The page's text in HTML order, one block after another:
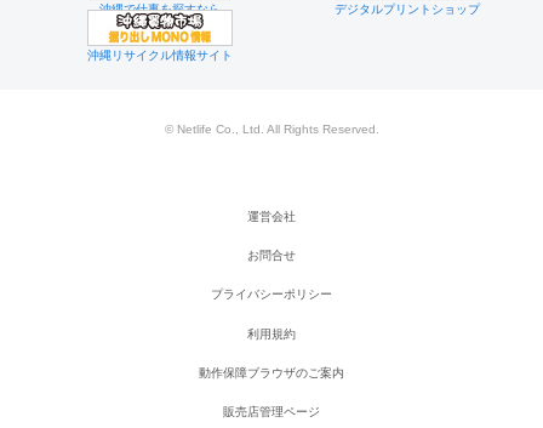
沖縄で仕事を探すなら デジタルプリントショップ
沖縄リサイクル情報サイト
© Netlife Co., Ltd. All Rights Reserved.
運営会社
お問合せ
プライバシーポリシー
利用規約
動作保障ブラウザのご案内
販売店管理ページ